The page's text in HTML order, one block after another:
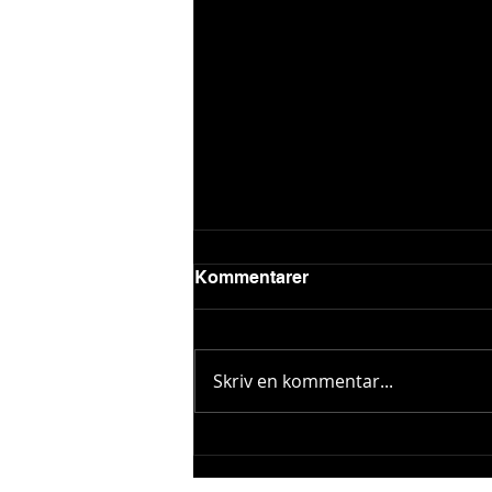
Kommentarer
Skriv en kommentar...